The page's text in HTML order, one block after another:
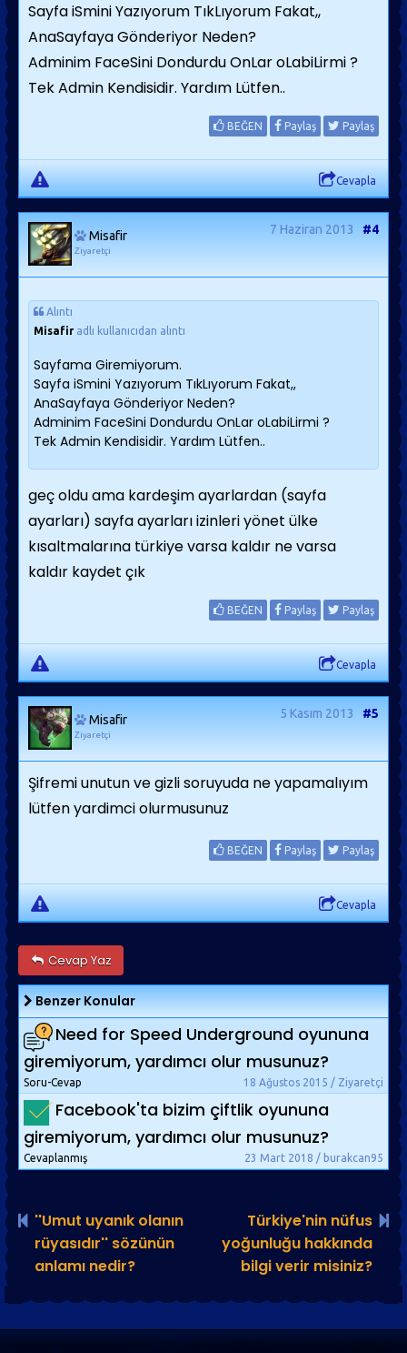
Sayfa iSmini Yazıyorum TıkLıyorum Fakat,,
AnaSayfaya Gönderiyor Neden?
Adminim FaceSini Dondurdu OnLar oLabiLirmi ?
Tek Admin Kendisidir. Yardım Lütfen..
BEĞEN Paylaş Paylaş
Cevapla
Misafir
Ziyaretçi
7 Haziran 2013 #4
Alıntı
Misafir adlı kullanıcıdan alıntı
Sayfama Giremiyorum.
Sayfa iSmini Yazıyorum TıkLıyorum Fakat,,
AnaSayfaya Gönderiyor Neden?
Adminim FaceSini Dondurdu OnLar oLabiLirmi ?
Tek Admin Kendisidir. Yardım Lütfen..
geç oldu ama kardeşim ayarlardan (sayfa
ayarları) sayfa ayarları izinleri yönet ülke
kısaltmalarına türkiye varsa kaldır ne varsa
kaldır kaydet çık
BEĞEN Paylaş Paylaş
Cevapla
Misafir
Ziyaretçi
5 Kasım 2013 #5
Şifremi unutun ve gizli soruyuda ne yapamalıyım
lütfen yardimci olurmusunuz
BEĞEN Paylaş Paylaş
Cevapla
Cevap Yaz
Benzer Konular
Need for Speed Underground oyununa
giremiyorum, yardımcı olur musunuz?
18 Ağustos 2015 / Ziyaretçi
Soru-Cevap
Facebook'ta bizim çiftlik oyununa
giremiyorum, yardımcı olur musunuz?
23 Mart 2018 / burakcan95
Cevaplanmış
''Umut uyanık olanın
rüyasıdır'' sözünün
anlamı nedir?
Türkiye'nin nüfus
yoğunluğu hakkında
bilgi verir misiniz?